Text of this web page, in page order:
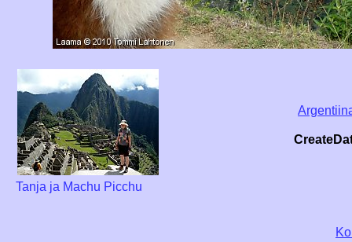
Tanja ja Machu Picchu